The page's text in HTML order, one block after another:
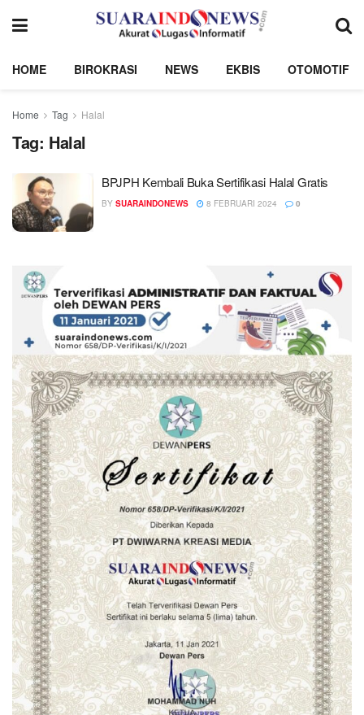
HOME BIROKRASI NEWS EKBIS OTOMOTIF
Home Tag Halal
Tag: Halal
BPJPH Kembali Buka Sertifikasi Halal Gratis
BY SUARAINDONEWS 8 FEBRUARI 2024 0